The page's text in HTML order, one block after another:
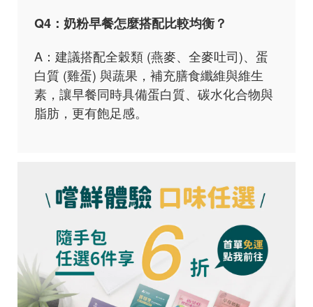
Q4：奶粉早餐怎麼搭配比較均衡？
A：建議搭配全穀類 (燕麥、全麥吐司)、蛋
白質 (雞蛋) 與蔬果，補充膳食纖維與維生
素，讓早餐同時具備蛋白質、碳水化合物與
脂肪，更有飽足感。